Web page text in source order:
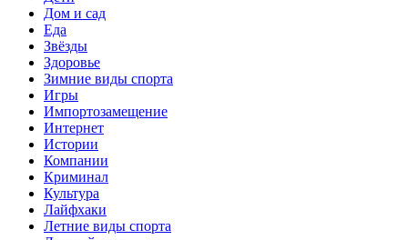
Дом и сад
Еда
Звёзды
Здоровье
Зимние виды спорта
Игры
Импортозамещение
Интернет
Истории
Компании
Криминал
Культура
Лайфхаки
Летние виды спорта